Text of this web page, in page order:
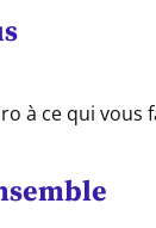
à ce qui